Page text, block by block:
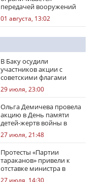
передачей вооружений
01 августа, 13:02
В Баку осудили
участников акции с
советскими флагами
29 июля, 23:00
Ольга Демичева провела
акцию в День памяти
детей-жертв войны в
Донбассе
27 июля, 21:48
Протесты «Партии
тараканов» привели к
отставке министра в
Индии
27 июля, 14:30